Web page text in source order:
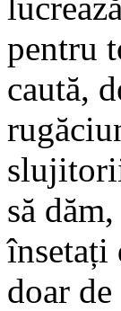
pentru
caută,
să
însetați
doar de